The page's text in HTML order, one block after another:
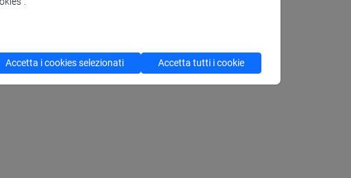
Accetta i cookies selezionati Accetta tutti i cookie